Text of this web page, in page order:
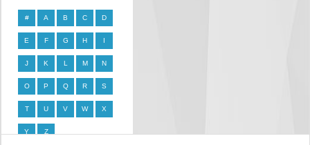
# A B C D
E F G H I
J K L M N
O P Q R S
T U V W X
Y Z